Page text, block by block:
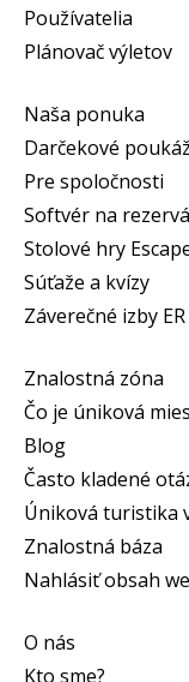
Používatelia
Plánovač výletov
Naša ponuka
Darčekové
Pre spoločnosti
Softvér na
Stolové hry
Súťaže a kvízy
Záverečné izby
Znalostná zóna
Čo je úniková
Blog
Často kladené
Úniková turistika
Znalostná báza
Nahlásiť obsah
O nás
Kto sme?